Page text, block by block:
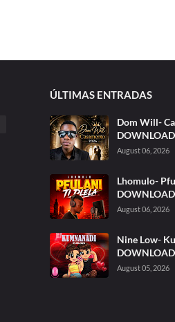
ÚLTIMAS ENTRADAS
Dom Will-
August 06, 2026
Lhomulo-
August 06, 2026
Nine Low-
August 05, 2026